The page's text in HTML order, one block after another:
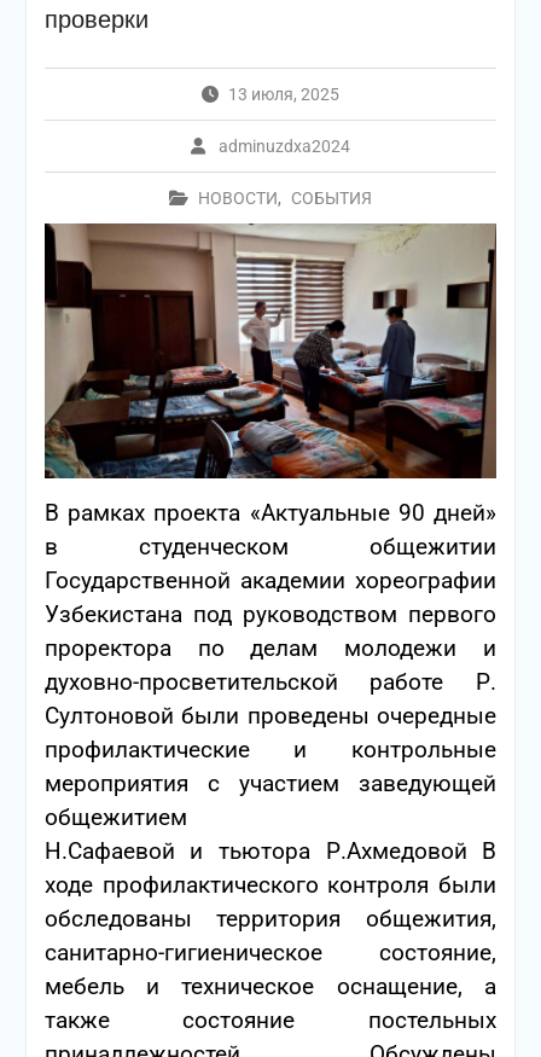
проверки
13 июля, 2025
adminuzdxa2024
НОВОСТИ, СОБЫТИЯ
В рамках проекта «Актуальные 90 дней»
в студенческом общежитии
Государственной академии хореографии
Узбекистана под руководством первого
проректора по делам молодежи и
духовно-просветительской работе Р.
Султоновойбыли проведены очередные
профилактические и контрольные
мероприятия с участием заведующей
общежитием
Н.Сафаевой и тьютора Р.Ахмедовой В
ходе профилактического контроля были
обследованы территория общежития,
санитарно-гигиеническое состояние,
мебель и техническое оснащение, а
также состояние постельных